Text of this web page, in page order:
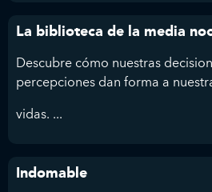
La biblioteca de la media
Descubre cómo nuestras
percepciones dan forma a
vidas. ...
Indomable